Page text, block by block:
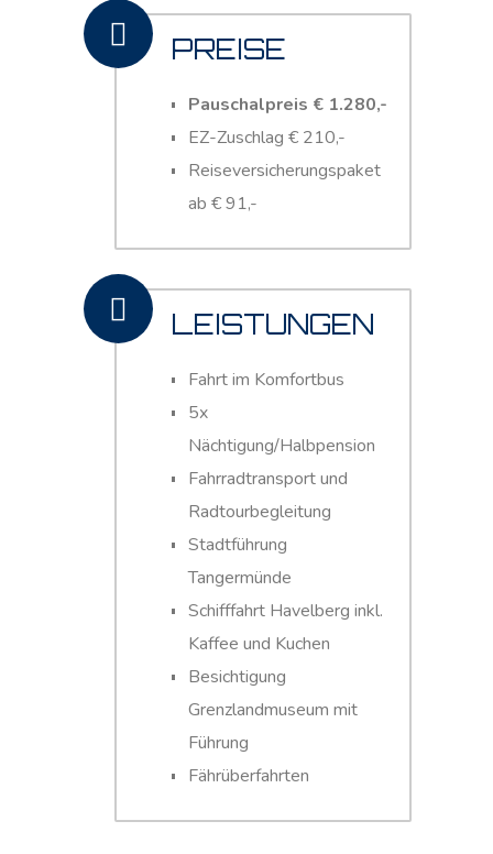
PREISE
Pauschalpreis € 1.280,-
EZ-Zuschlag € 210,-
Reiseversicherungspaket
ab € 91,-
LEISTUNGEN
Fahrt im Komfortbus
5x
Nächtigung/Halbpension
Fahrradtransport und
Radtourbegleitung
Stadtführung
Tangermünde
Schifffahrt Havelberg inkl.
Kaffee und Kuchen
Besichtigung
Grenzlandmuseum mit
Führung
Fährüberfahrten